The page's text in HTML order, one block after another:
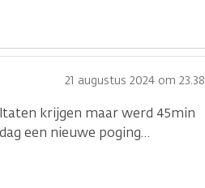
21 augustus 2024 om 23.38
krijgen maar werd 45min
een nieuwe poging…